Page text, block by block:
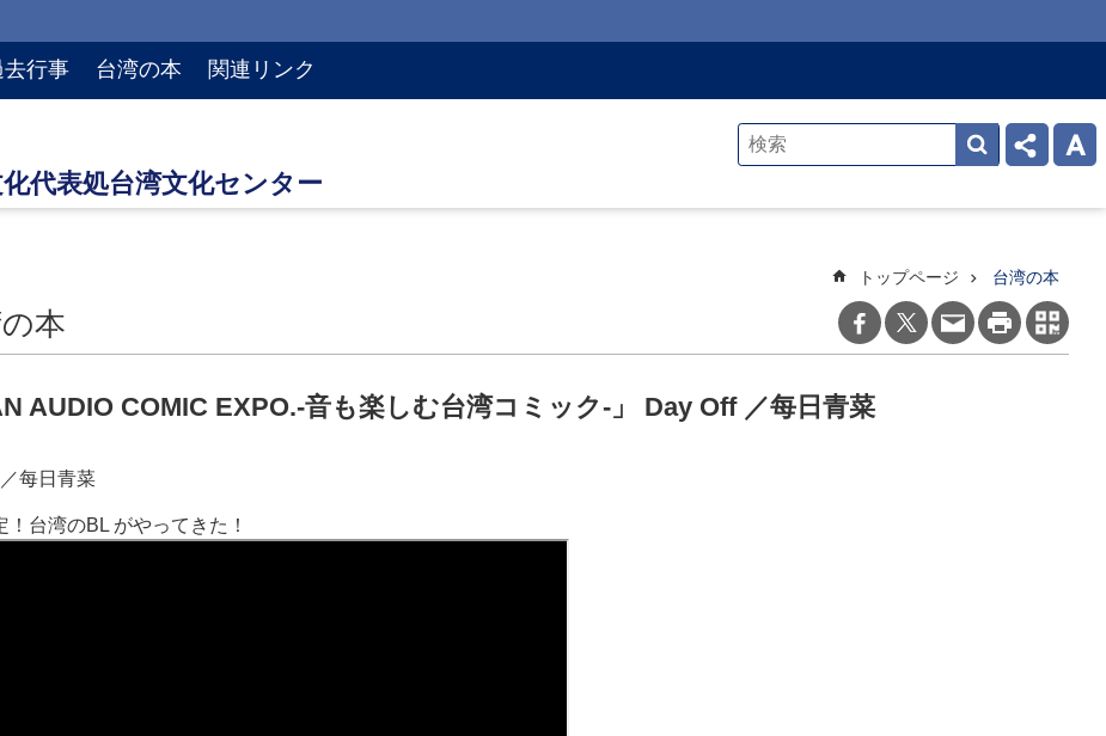
去行事 台湾の本 関連リンク
トップページ 台湾の本
本
AUDIO COMIC EXPO.‐音も楽しむ台湾コミック‐」 Day Off ／每日青菜
每日青菜
！台湾のBL がやってきた！